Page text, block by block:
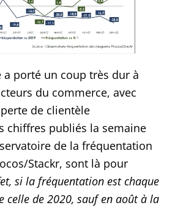
a porté un coup très dur à
du commerce, avec
de clientèle
chiffres publiés la semaine
de la fréquentation
Stackr, sont là pour
si la fréquentation est chaque
celle de 2020, sauf en août à la